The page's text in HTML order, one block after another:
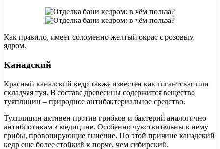
Как правило, имеет соломенно-желтый окрас с розовым
ядром.
Канадский
Красный канадский кедр также известен как гигантская или
складчая туя. В составе древесины содержится вещество
туяплицин – природное антибактериальное средство.
Туяплицин активен против грибков и бактерий аналогично
антибиотикам в медицине. Особенно чувствительны к нему
грибы, провоцирующие гниение. По этой причине канадский
кедр еще более стойкий к порче, чем сибирский.